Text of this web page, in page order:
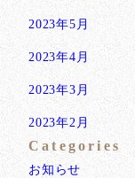
2023年5月
2023年4月
2023年3月
2023年2月
Categories
お知らせ